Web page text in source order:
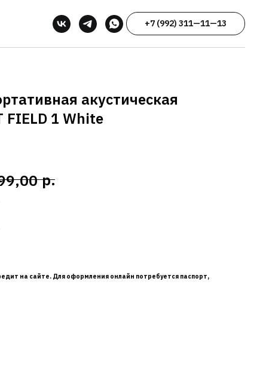
+7 (992) 311—11—13
акустическая
FIELD 1 White
р.
на сайте. Для оформления онлайн потребуется паспорт,